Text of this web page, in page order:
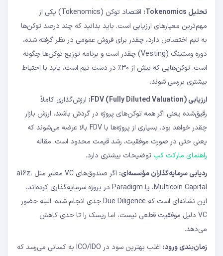
تحلیل Tokenomics:
اقتصاد توکن (Tokenomics) یکی از
مهم‌ترین معیارهای ارزیابی است. باید بدانید که چند درصد توکن‌ها
به تیم اختصاص دارد، چقدر برای فروش عمومی در نظر گرفته شده،
دوره وستینگ (Vesting) چقدر است و برنامه توزیع توکن‌ها چگونه
است. توکن‌هایی که بیش از ۳۰٪ در دست تیم است، باید با احتیاط
بیشتری بررسی شوند.
ارزیابی FDV (Fully Diluted Valuation):
ارزش‌گذاری کاملاً
رقیق‌شده یعنی اگر همه توکن‌های پروژه در گردش باشند، ارزش بازار
چقدر خواهد بود. بسیاری از پروژه‌ها با FDV بالا عرضه می‌شوند که
یعنی حتی در صورت موفقیت، رشد قیمت محدود است. مقاله
راهنمای مارکت کپ توضیحات بیشتری دارد.
ردیابی سرمایه‌گذاران مؤسسه‌ای:
اگر صندوق‌های VC معتبر مثل a16z،
Multicoin Capital، یا Paradigm در پروژه سرمایه‌گذاری کرده‌اند،
این نشانه‌ای است که Due Diligence جدی انجام شده. البته حضور
VC دلیل موفقیت قطعی نیست، اما ریسک را تا حدی کاهش
می‌دهد.
زمان‌بندی ورود:
اغلب بهترین سود در ICO/IDO به کسانی می‌رسد که